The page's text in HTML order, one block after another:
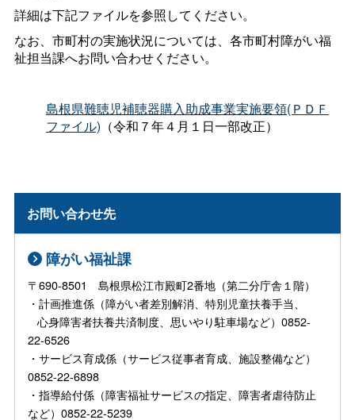
詳細は下記ファイルを参照してください。
なお、市町村の実施状況については、各市町村障がい福
祉担当課へお問い合わせください。
島根県難聴児補聴器購入助成事業実施要領(ＰＤＦ
ファイル) （令和７年４月１日一部改正）
お問い合わせ先
障がい福祉課
〒690-8501 島根県松江市殿町2番地（第二分庁舎１階）
・計画推進係（障がい者差別解消、特別児童扶養手当、
心身障害者扶養共済制度、思いやり駐車場など）0852-
22-6526
・サービス育成係（サービス従事者育成、施設整備など）
0852-22-6898
・指導給付係（障害福祉サービスの指定、障害者虐待防止
など）0852-22-5239